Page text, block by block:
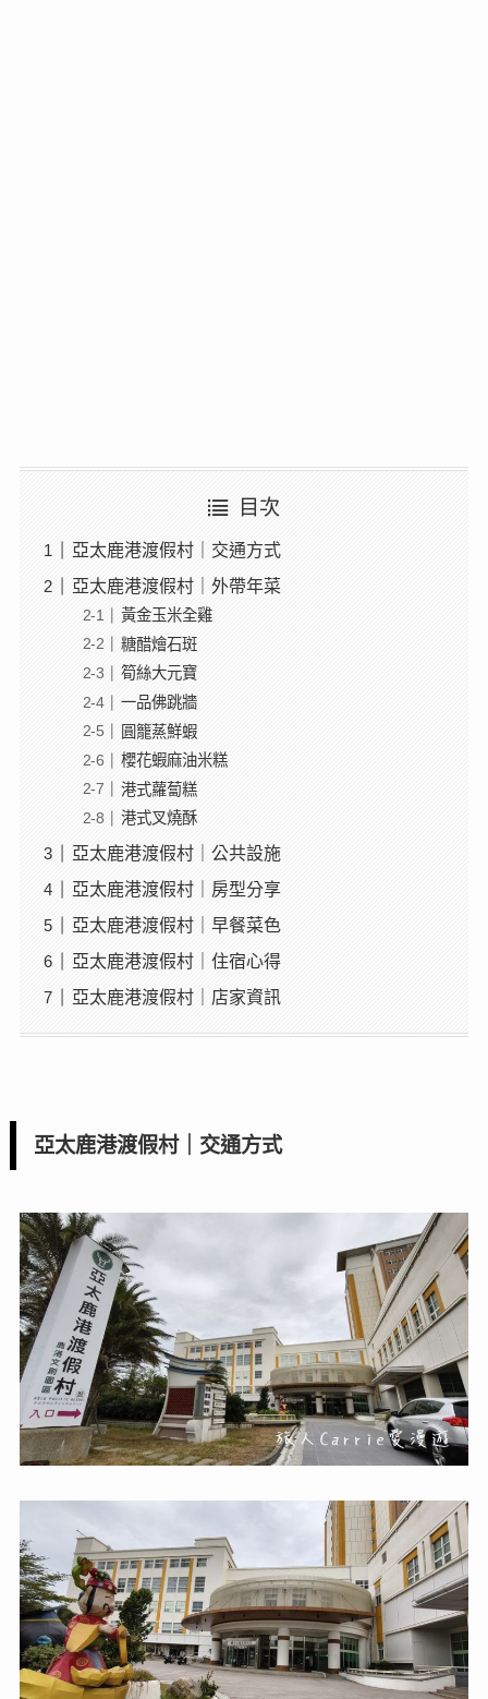
目次
亞太鹿港渡假村｜交通方式
亞太鹿港渡假村｜外帶年菜
黃金玉米全雞
糖醋燴石斑
筍絲大元寶
一品佛跳牆
圓籠蒸鮮蝦
櫻花蝦麻油米糕
港式蘿蔔糕
港式叉燒酥
亞太鹿港渡假村｜公共設施
亞太鹿港渡假村｜房型分享
亞太鹿港渡假村｜早餐菜色
亞太鹿港渡假村｜住宿心得
亞太鹿港渡假村｜店家資訊
亞太鹿港渡假村｜交通方式